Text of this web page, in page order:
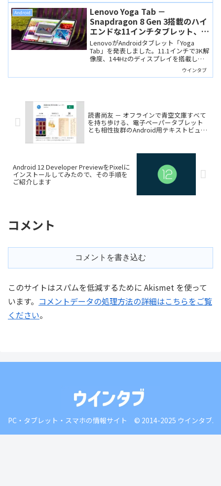
Android
Lenovo Yoga Tab －
Snapdragon 8 Gen 3搭載のハイ
エンドな11インチタブレット、AI
機能も充実
LenovoがAndroidタブレット「Yoga
Tab」を発表しました。11.1インチで3K解
像度、144Hzのディスプレイを搭載し、
SoCはSnapdragon 8 Gen 3とハイエンド
なスペックです。高品質なペン入力にも
ウインタブ
読書尚友 － オフラインで青空文庫すべて
を持ち歩ける、電子ペーパータブレット
とも相性抜群のAndroid用テキストビュー
Android 12 Developer PreviewをPixelに
インストールしてみたので、その手順を
ご紹介します
コメント
コメントを書き込む
このサイトはスパムを低減するために Akismet を使って
います。 コメントデータの処理方法の詳細はこちらをご覧
ください。
PC・タブレット・スマホの情報サイト © 2014-2025 ウインタブ.